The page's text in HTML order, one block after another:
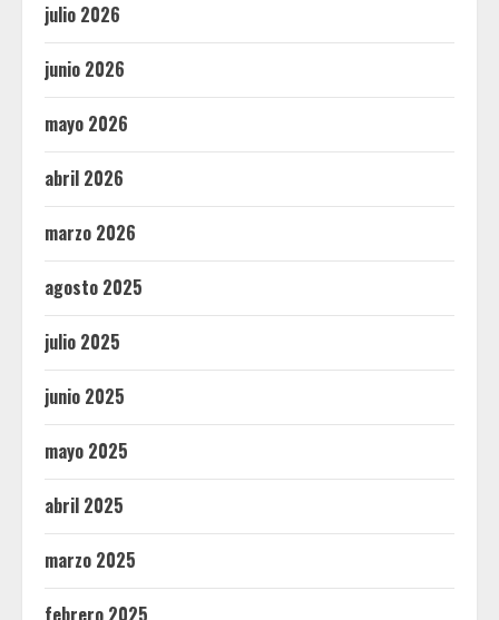
julio 2026
junio 2026
mayo 2026
abril 2026
marzo 2026
agosto 2025
julio 2025
junio 2025
mayo 2025
abril 2025
marzo 2025